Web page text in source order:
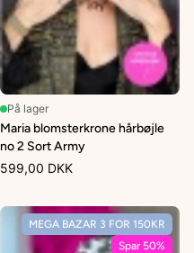
På lager
Maria blomsterkrone hårbøjle
no 2 Sort Army
599,00 DKK
MEGA BAZAR 3 FOR 150KR
Spar 50%